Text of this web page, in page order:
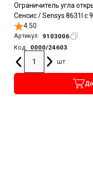
Ограничитель угла
Сенсис / Sensys 8631I c
4.50
Артикул: 9103006
Код:
0000/24603
шт